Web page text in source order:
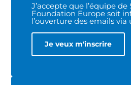
J’accepte que l’équipe
Foundation Europe soit
l’ouverture des emails via